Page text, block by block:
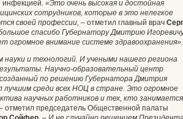
инфекцией. «Это очень высокая и достойная
сотрудников, которые в это нелегкое
своей профессии, – отметил главный врач
спасибо Губернатору Дмитрию
огромное внимание системе здравоохранения».
и технологий. И учеными нашего региона
Научно-образовательный центр
по решению Губернатора Дмитрия
лучшим среди всех НОЦ в стране. Это огромное
научных работников и тех, кто занимается
отметил председатель Общественной палаты